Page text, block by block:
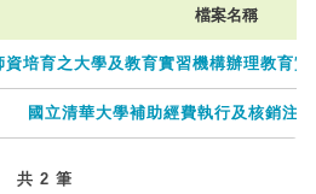
檔案名稱
資培育之大學及教育實習機構辦理教育
國立清華大學補助經費執行及核銷注
共 2 筆